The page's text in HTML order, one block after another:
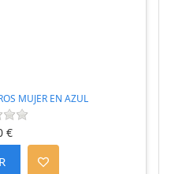
MUJER EN AZUL
€